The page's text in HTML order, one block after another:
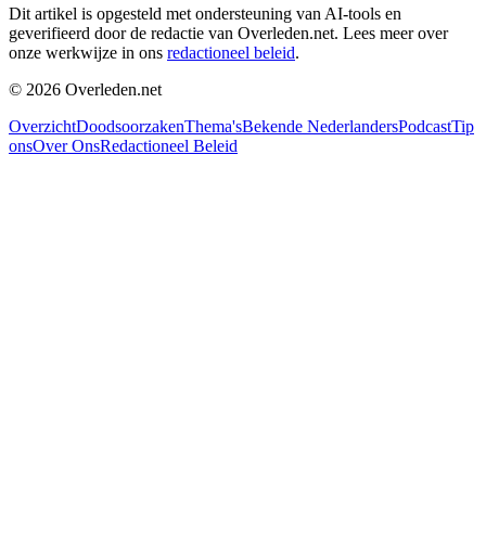
Dit artikel is opgesteld met ondersteuning van AI-tools en
geverifieerd door de redactie van Overleden.net. Lees meer over
onze werkwijze in ons redactioneel beleid.
© 2026 Overleden.net
OverzichtDoodsoorzakenThema'sBekende NederlandersPodcastTip
onsOver OnsRedactioneel Beleid